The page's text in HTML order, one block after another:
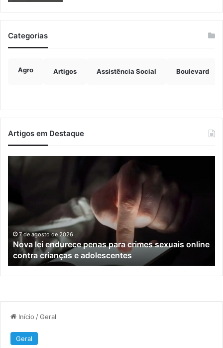
Categorias
Agro Artigos Assistência Social Boulevard
Artigos em Destaque
para
crimes
sexuais
online
contra
crianças
e
adolescentes
7 de agosto de 2026
Nova lei endurece penas para crimes sexuais online
contra crianças e adolescentes
dia